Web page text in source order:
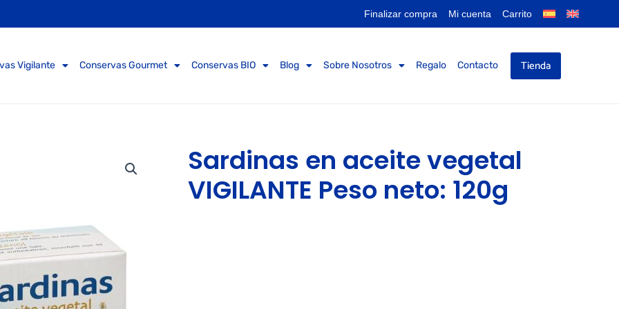
Finalizar compra Mi cuenta Carrito
Vigilante Conservas Gourmet Conservas BIO Blog Sobre Nosotros Regalo Contacto Tienda
Sardinas en aceite vegetal
VIGILANTE Peso neto: 120g